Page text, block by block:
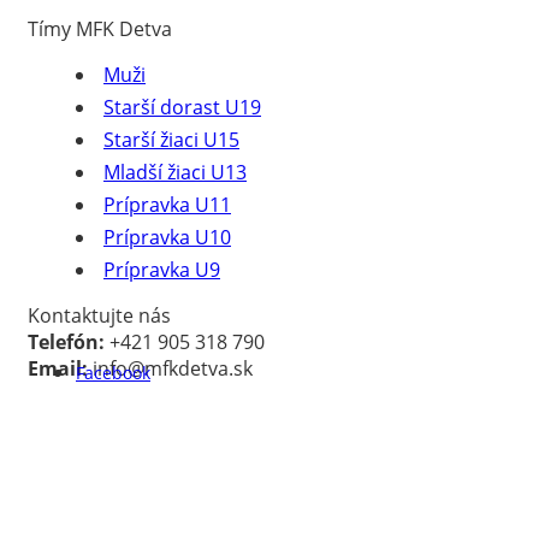
Tímy MFK Detva
Muži
Starší dorast U19
Starší žiaci U15
Mladší žiaci U13
Prípravka U11
Prípravka U10
Prípravka U9
Kontaktujte nás
Telefón: +421 905 318 790
Email:info@mfkdetva.sk
Facebook